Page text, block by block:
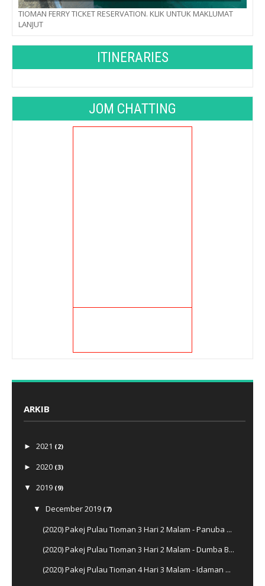
TIOMAN FERRY TICKET RESERVATION. KLIK UNTUK MAKLUMAT
LANJUT
ITINERARIES
JOM CHATTING
ARKIB
► 2021 (2)
► 2020 (3)
▼ 2019 (9)
▼ December 2019 (7)
(2020) Pakej Pulau Tioman 3 Hari 2 Malam - Panuba ...
(2020) Pakej Pulau Tioman 3 Hari 2 Malam - Dumba B...
(2020) Pakej Pulau Tioman 4 Hari 3 Malam - Idaman ...